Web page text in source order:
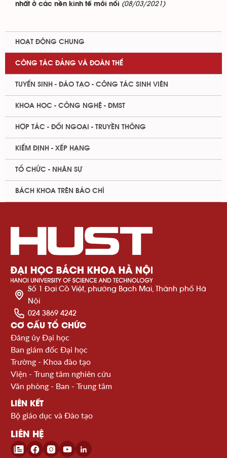
nhất ở các nền kinh tế mới nổi (08/03/2021)
HOẠT ĐỘNG CHUNG
CÔNG TÁC ĐẢNG VÀ ĐOÀN THỂ
TUYỂN SINH - ĐÀO TẠO - CÔNG TÁC SINH VIÊN
KHOA HỌC - CÔNG NGHỆ - ĐMST
HỢP TÁC - ĐỐI NGOẠI - TRUYỀN THÔNG
KIỂM ĐỊNH - XẾP HẠNG
TỔ CHỨC - NHÂN SỰ
BÁCH KHOA TRÊN BÁO CHÍ
Số 1 Đại Cồ Việt, phường Bạch Mai, Thành phố Hà
Nội
024 3869 4242
CƠ CẤU TỔ CHỨC
Đảng ủy Đại học
Ban giám đốc Đại học
Trường - Khoa đào tạo
Viện - Trung tâm nghiên cứu
Văn phòng - Ban - Trung tâm
LIÊN KẾT
Bộ giáo dục và Đào tạo
LIÊN HỆ